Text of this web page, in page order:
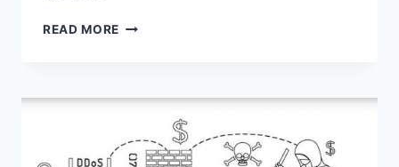
READ MORE 大
高
量
子